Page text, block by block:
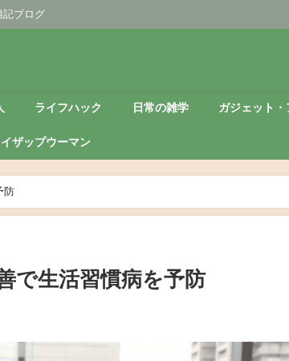
記ブログ
ライフハック 日常の雑学 ガジェット・
ザップウーマン
防
で生活習慣病を予防